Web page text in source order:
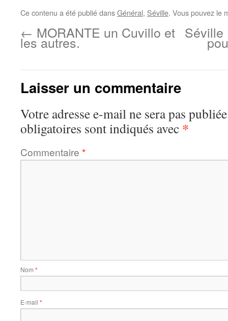
Ce contenu a été publié dansGénéral, Séville. Vous pouvez le
← MORANTE un Cuvillo et
les autres.
Séville
Laisser un commentaire
Votre adresse e-mail ne sera pas
obligatoires sont indiqués avec *
Commentaire *
Nom *
E-mail *